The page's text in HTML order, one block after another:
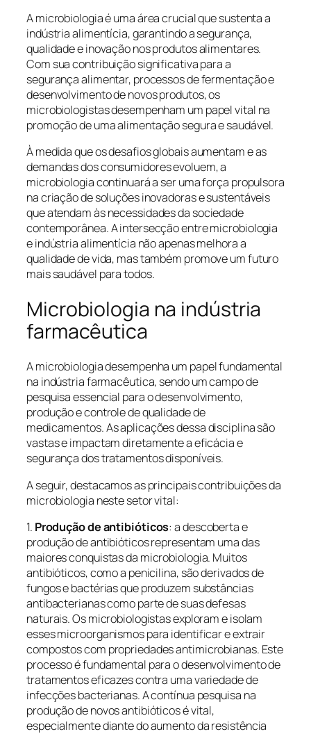
A microbiologia é uma área crucial que sustenta a
indústria alimentícia, garantindo a segurança,
qualidade e inovação nos produtos alimentares.
Com sua contribuição significativa para a
segurança alimentar, processos de fermentação e
desenvolvimento de novos produtos, os
microbiologistas desempenham um papel vital na
promoção de uma alimentação segura e saudável.
À medida que os desafios globais aumentam e as
demandas dos consumidores evoluem, a
microbiologia continuará a ser uma força propulsora
na criação de soluções inovadoras e sustentáveis
que atendam às necessidades da sociedade
contemporânea. A intersecção entre microbiologia
e indústria alimentícia não apenas melhora a
qualidade de vida, mas também promove um futuro
mais saudável para todos.
Microbiologia na indústria
farmacêutica
A microbiologia desempenha um papel fundamental
na indústria farmacêutica, sendo um campo de
pesquisa essencial para o desenvolvimento,
produção e controle de qualidade de
medicamentos. As aplicações dessa disciplina são
vastas e impactam diretamente a eficácia e
segurança dos tratamentos disponíveis.
A seguir, destacamos as principais contribuições da
microbiologia neste setor vital:
1. Produção de antibióticos: a descoberta e
produção de antibióticos representam uma das
maiores conquistas da microbiologia. Muitos
antibióticos, como a penicilina, são derivados de
fungos e bactérias que produzem substâncias
antibacterianas como parte de suas defesas
naturais. Os microbiologistas exploram e isolam
esses microorganismos para identificar e extrair
compostos com propriedades antimicrobianas. Este
processo é fundamental para o desenvolvimento de
tratamentos eficazes contra uma variedade de
infecções bacterianas. A contínua pesquisa na
produção de novos antibióticos é vital,
especialmente diante do aumento da resistência